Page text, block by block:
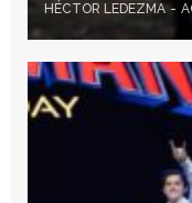
HÉCTOR LEDEZMA